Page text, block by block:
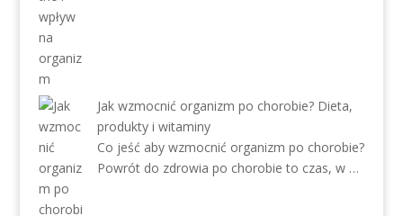
Jak wzmocnić organizm po chorobie? Dieta,
produkty i witaminy
Co jeść aby wzmocnić organizm po chorobie?
Powrót do zdrowia po chorobie to czas, w …